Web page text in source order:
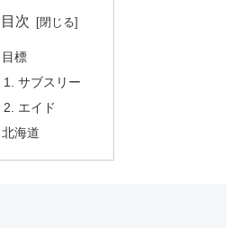
目次
目標
サブスリー
エイド
北海道